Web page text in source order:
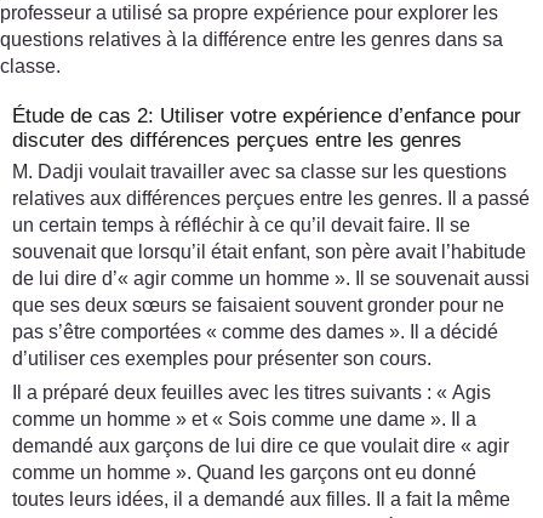
professeur a utilisé sa propre expérience pour explorer les
questions relatives à la différence entre les genres dans sa
classe.
Étude de cas 2: Utiliser votre expérience d’enfance pour
discuter des différences perçues entre les genres
M. Dadji voulait travailler avec sa classe sur les questions
relatives aux différences perçues entre les genres. Il a passé
un certain temps à réfléchir à ce qu’il devait faire. Il se
souvenait que lorsqu’il était enfant, son père avait l’habitude
de lui dire d’« agir comme un homme ». Il se souvenait aussi
que ses deux sœurs se faisaient souvent gronder pour ne
pas s’être comportées « comme des dames ». Il a décidé
d’utiliser ces exemples pour présenter son cours.
Il a préparé deux feuilles avec les titres suivants : « Agis
comme un homme » et « Sois comme une dame ». Il a
demandé aux garçons de lui dire ce que voulait dire « agir
comme un homme ». Quand les garçons ont eu donné
toutes leurs idées, il a demandé aux filles. Il a fait la même